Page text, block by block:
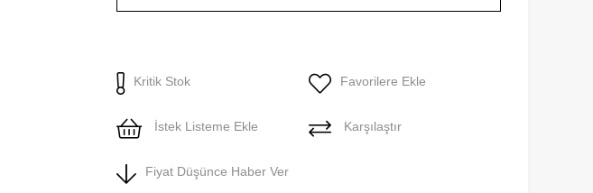
Kritik Stok Favorilere Ekle
İstek Listeme Ekle Karşılaştır
Fiyat Düşünce Haber Ver